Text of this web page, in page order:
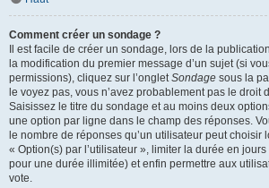
Comment créer un sondage ?
Il est facile de créer un sondage, lors de la
la modification du premier message d’un sujet (si
permissions), cliquez sur l’ongletSondage sous la
le voyez pas, vous n’avez probablement pas le droit
Saisissez le titre du sondage et au moins deux
une option par ligne dans le champ des réponses.
le nombre de réponses qu’un utilisateur peut choisir
« Option(s) par l’utilisateur », limiter la durée en
pour une durée illimitée) et enfin permettre aux
vote.